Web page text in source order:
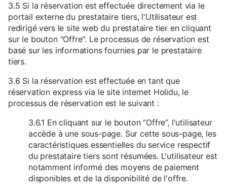
3.5 Si la réservation est effectuée directement via le
portail externe du prestataire tiers, l'Utilisateur est
redirigé vers le site web du prestataire tier en cliquant
sur le bouton "Offre". Le processus de réservation est
basé sur les informations fournies par le prestataire
tiers.
3.6 Si la réservation est effectuée en tant que
réservation express via le site internet Holidu, le
processus de réservation est le suivant :
3.6.1 En cliquant sur le bouton “Offre”, l'utilisateur
accède à une sous-page. Sur cette sous-page, les
caractéristiques essentielles du service respectif
du prestataire tiers sont résumées. L'utilisateur est
notamment informé des moyens de paiement
disponibles et de la disponibilité de l'offre.